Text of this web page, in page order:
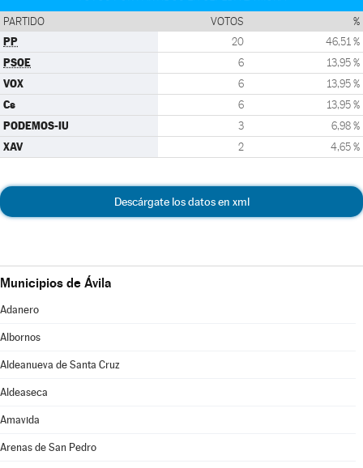
PARTIDO VOTOS %
PP 20 46,51 %
PSOE 6 13,95 %
VOX 6 13,95 %
Cs 6 13,95 %
PODEMOS-IU 3 6,98 %
XAV 2 4,65 %
Descárgate los datos en xml
Municipios de Ávila
Adanero
Albornos
Aldeanueva de Santa Cruz
Aldeaseca
Amavida
Arenas de San Pedro